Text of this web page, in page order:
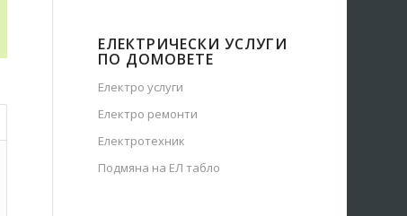
ЕЛЕКТРИЧЕСКИ УСЛУГИ
ПО ДОМОВЕТЕ
Електро услуги
Електро ремонти
Електротехник
Подмяна на ЕЛ табло